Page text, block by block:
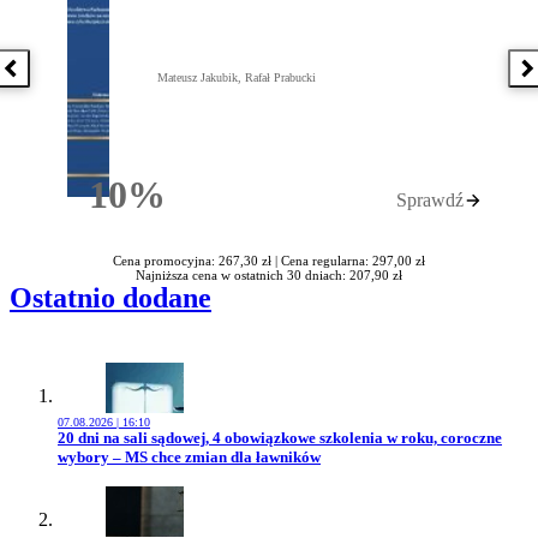
Poprzednia książka
10%Rabatu
Mateusz Jakubik, Rafał Prabucki
Sprawdź
Cena promocyjna: 267,30 zł | Cena regularna: 297,00 zł
Najniższa cena w ostatnich 30 dniach: 207,90 zł
Ostatnio dodane
07.08.2026 | 16:10
Przejdź do artykułu:
20 dni na sali sądowej, 4 obowiązkowe szkolenia w roku, coroczne
wybory – MS chce zmian dla ławników